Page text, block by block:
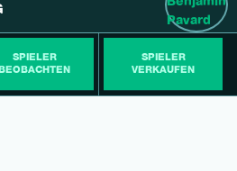
SPIELER
BEOBACHTEN
SPIELER
VERKAUFEN